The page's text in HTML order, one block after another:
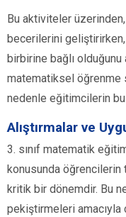
Bu aktiviteler
becerilerini
birbirine bağlı
matematiksel öğrenme
nedenle eğitimcilerin bu
Alıştırmalar ve
3. sınıf matematik
konusunda
kritik bir dönemdir. Bu
pekiştirmeleri amacıyla